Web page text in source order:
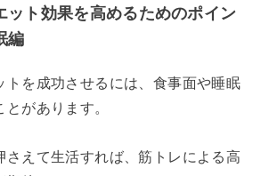
ット効果を高めるためのポイン
編
トを成功させるには、食事面や睡眠
があります。
さえて生活すれば、筋トレによる高